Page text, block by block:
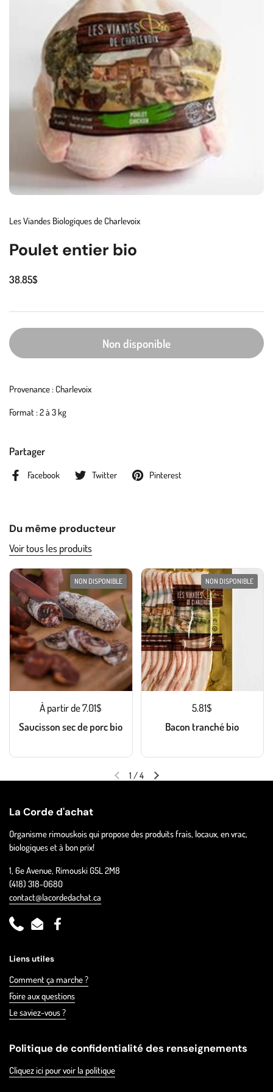
Les Viandes Biologiques de Charlevoix
Poulet entier bio
38.85$
Non disponible
Provenance : Charlevoix
Format : 2 à 3 kg
Partager
Facebook Twitter Pinterest
Du même producteur
Voir tous les produits
À partir de 7.01$
Saucisson sec de porc bio
NON DISPONIBLE
5.81$
Bacon tranché bio
NON DISPONIBLE
1 /4
La Corde d'achat
Organisme rimouskois qui propose des produits frais, locaux, en vrac,
biologiques et à bon prix!
1, 6e Avenue, Rimouski G5L 2M8
(418) 318-0680
contact@lacordedachat.ca
PhoneEmailFacebook
Liens utiles
Comment ça marche ?
Foire aux questions
Le saviez-vous ?
Politique de confidentialité des renseignements
Cliquez ici pour voir la politique